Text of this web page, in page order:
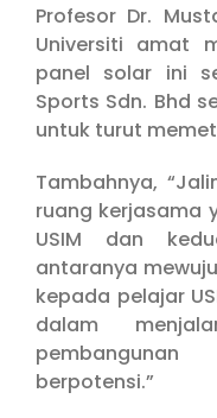
Profesor Dr.
Universiti amat
panel solar ini
Sports Sdn. Bhd
untuk turut
Tambahnya,
ruang kerjasama
USIM dan
antaranya
kepada pelajar
dalam
berpotensi.”